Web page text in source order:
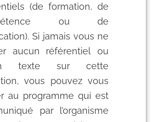
(de formation, de
ou de
Si jamais vous ne
aucun référentiel ou
texte sur cette
vous pouvez vous
au programme qui est
par l’organisme